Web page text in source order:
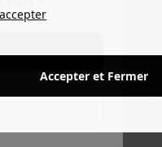
Voir
Accepter et Fermer